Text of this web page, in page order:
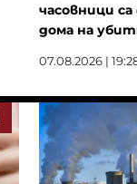
часовници
дома на
07.08.2026 |